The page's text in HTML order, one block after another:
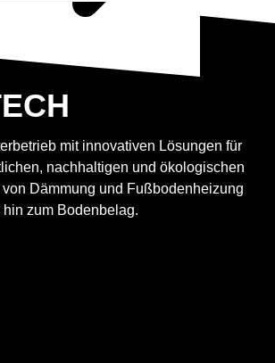
mit innovativen Lösungen für
nachhaltigen und ökologischen
Dämmung und Fußbodenheizung
zum Bodenbelag.